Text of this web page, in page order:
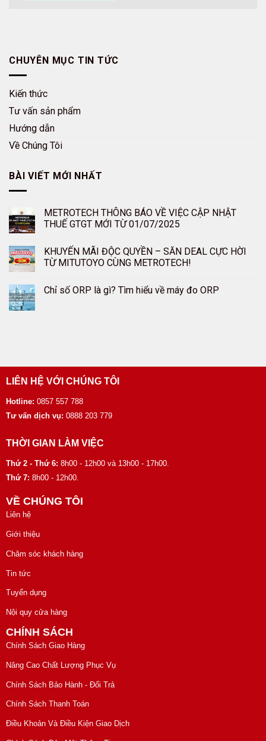
CHUYÊN MỤC TIN TỨC
Kiến thức
Tư vấn sản phẩm
Hướng dẫn
Về Chúng Tôi
BÀI VIẾT MỚI NHẤT
METROTECH THÔNG BÁO VỀ VIỆC CẬP NHẬT
THUẾ GTGT MỚI TỪ 01/07/2025
KHUYẾN MÃI ĐỘC QUYỀN – SĂN DEAL CỰC HỜI
TỪ MITUTOYO CÙNG METROTECH!
Chỉ số ORP là gì? Tìm hiểu về máy đo ORP
LIÊN HỆ VỚI CHÚNG TÔI
Hotline: 0857 557 788
Tư vấn dịch vụ: 0888 203 779
THỜI GIAN LÀM VIỆC
Thứ 2 - Thứ 6: 8h00 - 12h00 và 13h00 - 17h00.
Thứ 7: 8h00 - 12h00.
VỀ CHÚNG TÔI
Liên hệ
Giới thiệu
Chăm sóc khách hàng
Tin tức
Tuyển dụng
Nội quy cửa hàng
CHÍNH SÁCH
Chính Sách Giao Hàng
Nâng Cao Chất Lượng Phục Vụ
Chính Sách Bảo Hành - Đổi Trả
Chính Sách Thanh Toán
Điều Khoản Và Điều Kiện Giao Dịch